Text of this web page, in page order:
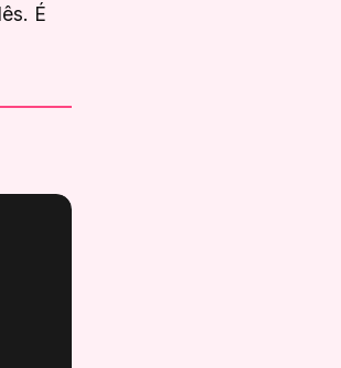
É